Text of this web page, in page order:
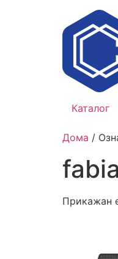
Каталог
Дома /
Прикажан